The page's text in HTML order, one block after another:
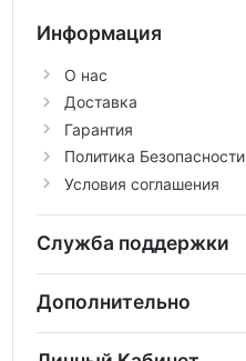
Информация
О нас
Доставка
Гарантия
Политика Безопасности
Условия соглашения
Служба поддержки
Дополнительно